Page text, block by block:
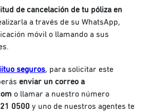
de cancelación de tu póliza en
a través de su WhatsApp,
móvil o llamando a sus
seguros, para solicitar este
enviar un correo a
o llamar a nuestro número
0500 y uno de nuestros agentes te